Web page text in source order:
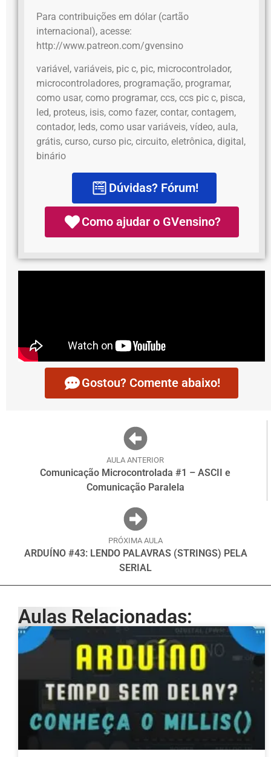
Para contribuições em dólar (cartão
internacional), acesse:
http://www.patreon.com/gvensino
variável, variáveis, pic c, pic, microcontrolador,
microcontroladores, programação, programar,
como usar, como programar, ccs, ccs pic c, pisca,
led, proteus, isis, como fazer, contar, contagem,
contador, leds, como usar variáveis, vídeo, aula,
grátis, curso, curso pic, circuito, eletrônica, digital,
binário
Dúvidas? Fórum!
Como ajudar o GVensino?
Gostou? Comente abaixo!
AULA ANTERIOR
Comunicação Microcontrolada #1 – ASCII e
Comunicação Paralela
PRÓXIMA AULA
ARDUÍNO #43: LENDO PALAVRAS (STRINGS) PELA
SERIAL
Aulas Relacionadas: